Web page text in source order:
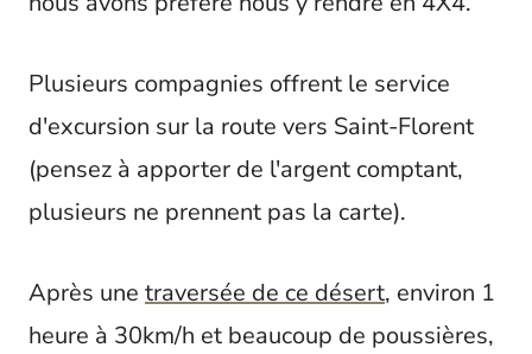
Plusieurs compagnies offrent le service
d'excursion sur la route vers Saint-Florent
(pensez à apporter de l'argent comptant,
plusieurs ne prennent pas la carte).
Après une traversée de ce désert, environ 1
heure à 30km/h et beaucoup de poussières,